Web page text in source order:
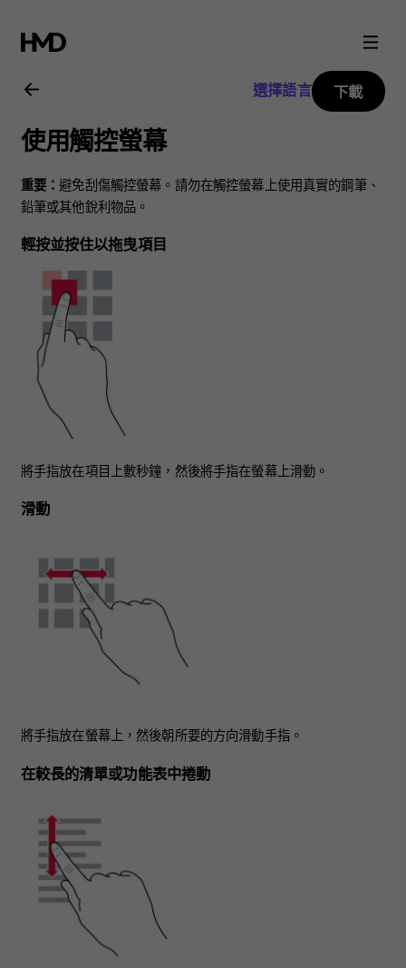
Nokia
1.4
用
戶
指
南
選擇語言 下載
使用觸控螢幕
重要：避免刮傷觸控螢幕。請勿在觸控螢幕上使用真實的鋼筆、
鉛筆或其他銳利物品。
輕按並按住以拖曳項目
將手指放在項目上數秒鐘，然後將手指在螢幕上滑動。
滑動
將手指放在螢幕上，然後朝所要的方向滑動手指。
在較長的清單或功能表中捲動